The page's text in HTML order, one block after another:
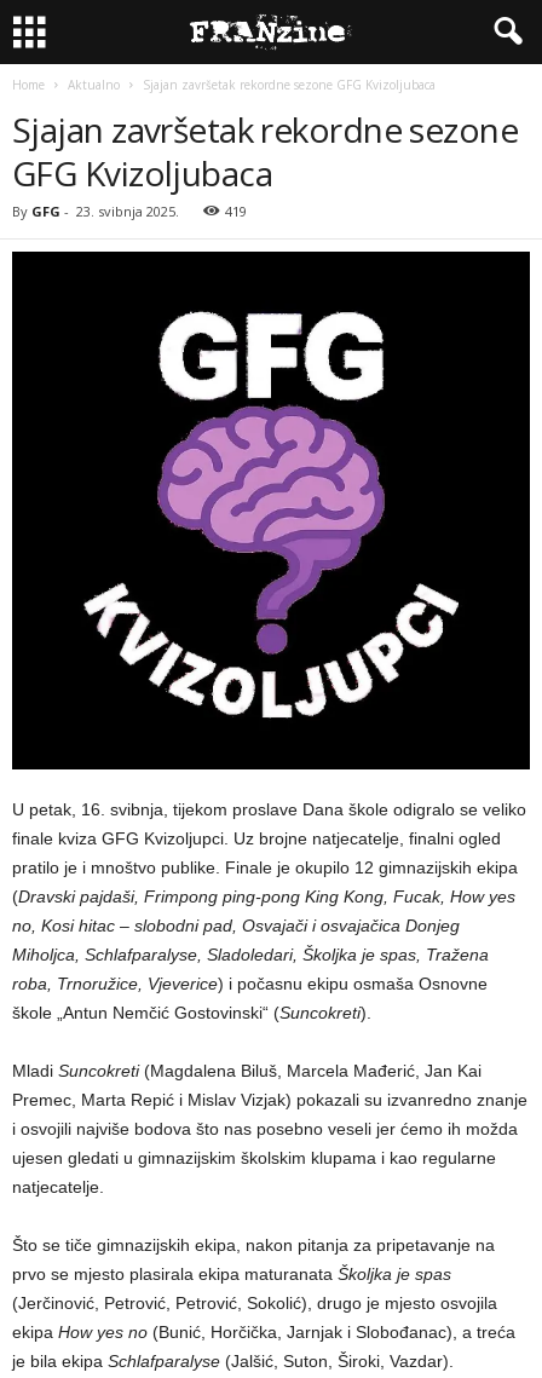
Home Aktualno Sjajan završetak rekordne sezone GFG Kvizoljubaca
Sjajan završetak rekordne sezone
GFG Kvizoljubaca
By GFG - 23. svibnja 2025. 419
U petak, 16. svibnja, tijekom proslave Dana škole odigralo se veliko
finale kviza GFG Kvizoljupci. Uz brojne natjecatelje, finalni ogled
pratilo je i mnoštvo publike. Finale je okupilo 12 gimnazijskih ekipa
(Dravski pajdaši, Frimpong ping-pong King Kong, Fucak, How yes
no, Kosi hitac – slobodni pad, Osvajači i osvajačica Donjeg
Miholjca, Schlafparalyse, Sladoledari, Školjka je spas, Tražena
roba, Trnoružice, Vjeverice) i počasnu ekipu osmaša Osnovne
škole „Antun Nemčić Gostovinski“ (Suncokreti).
Mladi Suncokreti(Magdalena Biluš, Marcela Mađerić, Jan Kai
Premec, Marta Repić i Mislav Vizjak) pokazali su izvanredno znanje
i osvojili najviše bodova što nas posebno veseli jer ćemo ih možda
ujesen gledati u gimnazijskim školskim klupama i kao regularne
natjecatelje.
Što se tiče gimnazijskih ekipa, nakon pitanja za pripetavanje na
prvo se mjesto plasirala ekipa maturanata Školjka je spas
(Jerčinović, Petrović, Petrović, Sokolić), drugo je mjesto osvojila
ekipa How yes no (Bunić, Horčička, Jarnjak i Slobođanac), a treća
je bila ekipa Schlafparalyse (Jalšić, Suton, Široki, Vazdar).